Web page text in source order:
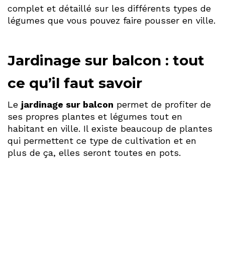
complet et détaillé sur les différents types de
légumes que vous pouvez faire pousser en ville.
Jardinage sur balcon : tout
ce qu’il faut savoir
Le jardinage sur balcon permet de profiter de
ses propres plantes et légumes tout en
habitant en ville. Il existe beaucoup de plantes
qui permettent ce type de cultivation et en
plus de ça, elles seront toutes en pots.